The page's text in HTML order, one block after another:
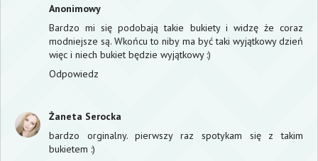
Anonimowy
Bardzo mi się podobają takie bukiety i widzę że coraz
modniejsze są. Wkońcu to niby ma być taki wyjątkowy dzień
więc i niech bukiet będzie wyjątkowy :)
Odpowiedz
Żaneta Serocka
bardzo orginalny. pierwszy raz spotykam się z takim
bukietem :)